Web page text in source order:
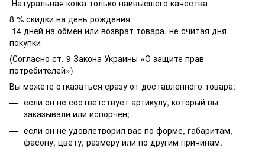
Натуральная кожа только наивысшего качества
8 % скидки на день рождения
14 дней на обмен или возврат товара, не считая дня
покупки
(Согласно ст. 9 Закона Украины «О защите прав
потребителей»)
Вы можете отказаться сразу от доставленного товара:
если он не соответствует артикулу, который вы
заказывали или испорчен;
если он не удовлетворил вас по форме, габаритам,
фасону, цвету, размеру или по другим причинам.